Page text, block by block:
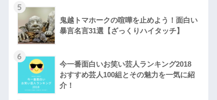
5
鬼越トマホークの喧嘩を止めよう！面白い
暴言名言31選【ざっくりハイタッチ】
6
今一番面白いお笑い芸人ランキング2018
おすすめ芸人100組とその魅力を一気に紹
介！